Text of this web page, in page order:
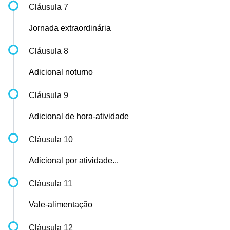
Cláusula 7
Jornada extraordinária
Cláusula 8
Adicional noturno
Cláusula 9
Adicional de hora-atividade
Cláusula 10
Adicional por atividade...
Cláusula 11
Vale-alimentação
Cláusula 12